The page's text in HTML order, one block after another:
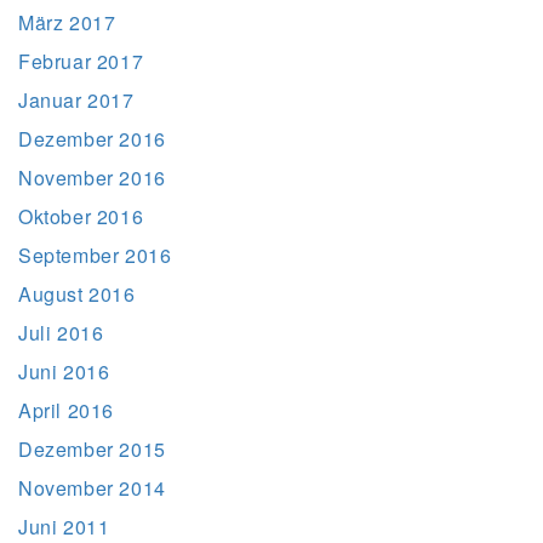
März 2017
Februar 2017
Januar 2017
Dezember 2016
November 2016
Oktober 2016
September 2016
August 2016
Juli 2016
Juni 2016
April 2016
Dezember 2015
November 2014
Juni 2011